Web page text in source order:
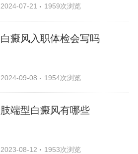
2024-07-21 1959次浏览
白癜风入职体检会写吗
2024-09-08 1954次浏览
肢端型白癜风有哪些
2023-08-12 1953次浏览